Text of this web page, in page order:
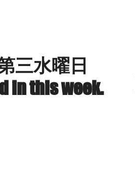
三水曜日
in this week.